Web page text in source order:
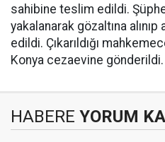
sahibine teslim edildi.
yakalanarak gözaltına
edildi. Çıkarıldığı
Konya cezaevine gönderildi.
HABERE YORUM